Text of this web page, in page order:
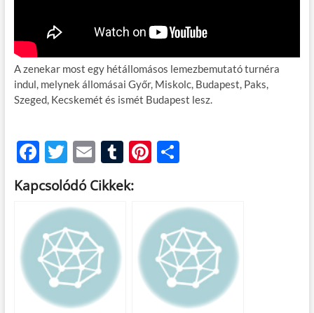
A zenekar most egy hétállomásos lemezbemutató turnéra
indul, melynek állomásai Győr, Miskolc, Budapest, Paks,
Szeged, Kecskemét és ismét Budapest lesz.
F
ac
e
b
o
o
k
T
w
itt
er
E
m
ail
T
u
m
Pi
es
O
m
e
g
Kapcsolódó Cikkek: